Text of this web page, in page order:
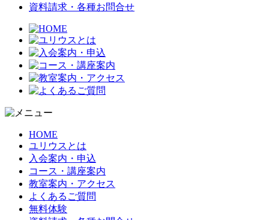
資料請求・各種お問合せ
HOME
ユリウスとは
入会案内・申込
コース・講座案内
教室案内・アクセス
よくあるご質問
無料体験